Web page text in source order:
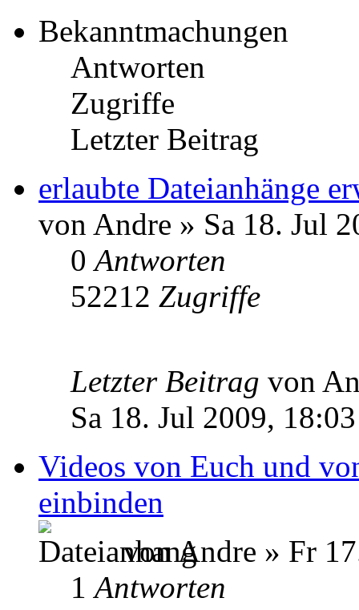
Bekanntmachungen
Antworten
Zugriffe
Letzter Beitrag
erlaubte Dateianhänge
von Andre » Sa 18. Jul
0Antworten
52212 Zugriffe
Letzter Beitrag von
Sa 18. Jul 2009, 18:03
Videos von Euch und
einbinden
von Andre » Fr
1Antworten